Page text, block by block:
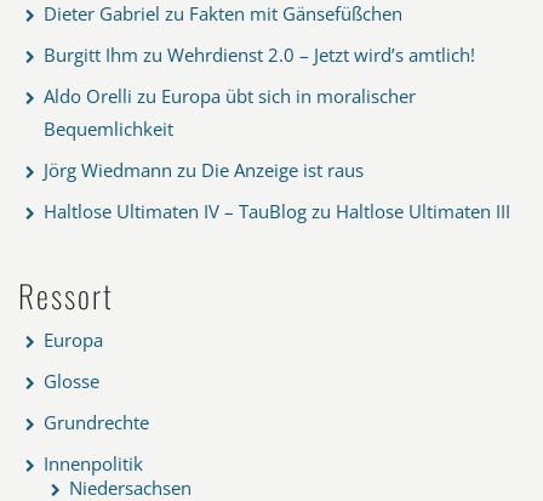
Dieter Gabriel zu Fakten mit Gänsefüßchen
Burgitt Ihm zu Wehrdienst 2.0 – Jetzt wird’s amtlich!
Aldo Orelli zu Europa übt sich in moralischer
Bequemlichkeit
Jörg Wiedmann zu Die Anzeige ist raus
Haltlose Ultimaten IV – TauBlog zu Haltlose Ultimaten III
Ressort
Europa
Glosse
Grundrechte
Innenpolitik
Niedersachsen